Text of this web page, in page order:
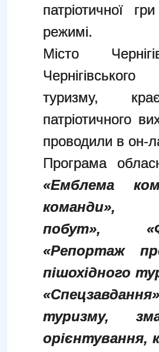
патріотичної
режимі.
Місто
туризму,
патріотичного
проводили в он-
Програма
«Емблема
побут»,
«Репортаж
пішохідного
туризму,
орієнтування,